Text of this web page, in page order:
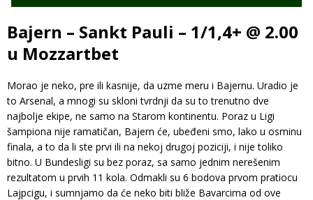
Bajern – Sankt Pauli – 1/1,4+ @ 2.00
u Mozzartbet
Morao je neko, pre ili kasnije, da uzme meru i Bajernu. Uradio je
to Arsenal, a mnogi su skloni tvrdnji da su to trenutno dve
najbolje ekipe, ne samo na Starom kontinentu. Poraz u Ligi
šampiona nije ramatičan, Bajern će, ubeđeni smo, lako u osminu
finala, a to da li ste prvi ili na nekoj drugoj poziciji, i nije toliko
bitno. U Bundesligi su bez poraz, sa samo jednim nerešenim
rezultatom u prvih 11 kola. Odmakli su 6 bodova prvom pratiocu
Lajpcigu, i sumnjamo da će neko biti bliže Bavarcima od ove